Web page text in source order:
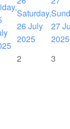
Saturday,
26 July
2025
27
2025
2 3